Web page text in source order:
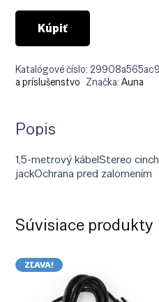
Kúpiť
Katalógové číslo:29908a565ac9
a príslušenstvo Značka:Auna
Popis
1,5-metrový kábelStereo
jackOchrana pred zalomením
Súvisiace produkty
ZĽAVA!